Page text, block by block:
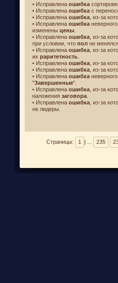
• Исправлена ошибка
• Исправлена ошибка с
• Исправлена ошибка , из-за
• Исправлена ошибка
изменены цены
• Исправлена ошибка , из-за
при условии, что пол не
• Исправлена ошибка , из-за
их раритетность
• Исправлена ошибка , из-за
• Исправлена ошибка , из-за
• Исправлена ошибка
"Завершенные".
• Исправлена ошибка , из-за
наложения заговора
• Исправлена ошибка , из-за
не лидеры.
Страницы: 1 | ... 235